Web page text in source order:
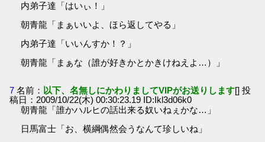
内弟子達「はいぃ！」
朝青龍「まぁいいよ、ほら返してやる」
内弟子達「いいんすか！？」
朝青龍「まぁな（誰が好きかとかきけねえよ…）」
7 名前： 以下、名無しにかわりましてVIPがお送りします[] 投
稿日：2009/10/22(木) 00:30:23.19 ID:Ikl3d06k0
朝青龍「誰かハルヒの話出来る奴いねぇかな…」
日馬富士「お、横綱偶然会うなんて珍しいね」